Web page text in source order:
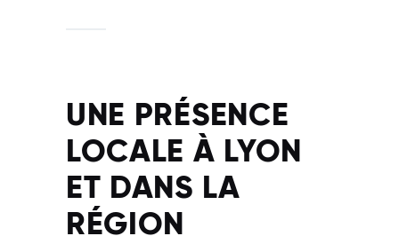
UNE PRÉSENCE
LOCALE À LYON
ET DANS LA
RÉGION